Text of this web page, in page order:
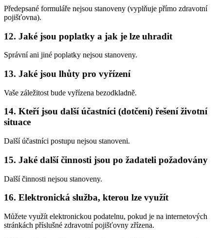
Předepsané formuláře nejsou stanoveny (vyplňuje přímo zdravotní
pojišťovna).
12. Jaké jsou poplatky a jak je lze uhradit
Správní ani jiné poplatky nejsou stanoveny.
13. Jaké jsou lhůty pro vyřízení
Vaše záležitost bude vyřízena bezodkladně.
14. Kteří jsou další účastníci (dotčení) řešení životní
situace
Další účastníci postupu nejsou stanoveni.
15. Jaké další činnosti jsou po žadateli požadovány
Další činnosti nejsou stanoveny.
16. Elektronická služba, kterou lze využít
Můžete využít elektronickou podatelnu, pokud je na internetových
stránkách příslušné zdravotní pojišťovny zřízena.